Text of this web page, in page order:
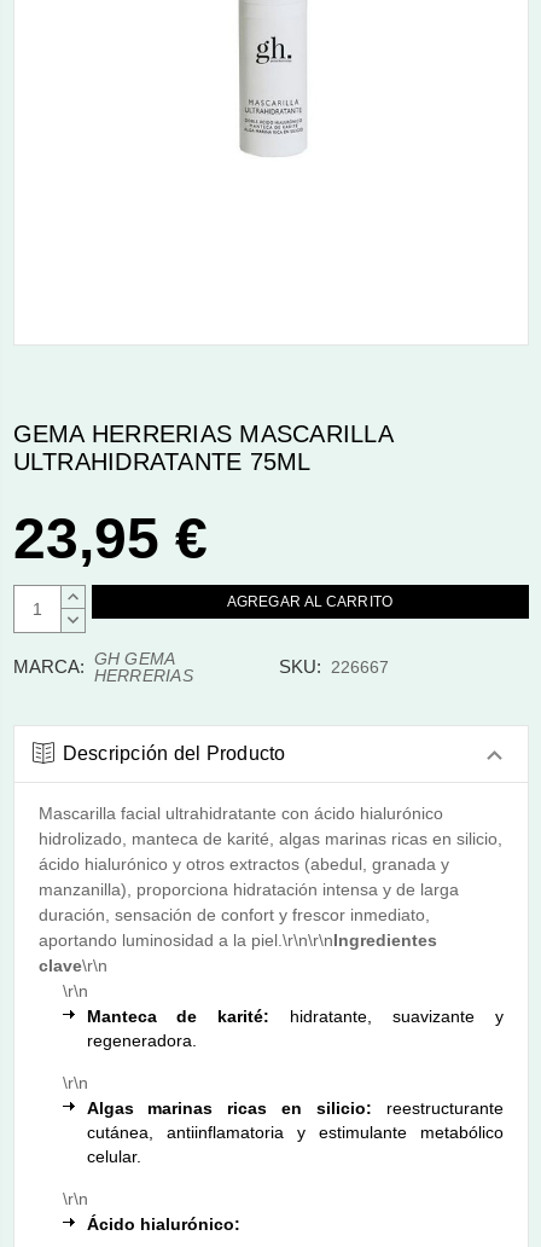
GEMA HERRERIAS MASCARILLA
ULTRAHIDRATANTE 75ML
23,95 €
AUMENTAR
CANTIDAD:
DISMINUIR
MARCA: GH GEMA
HERRERIAS
SKU: 226667
Descripción del Producto
Mascarilla facial ultrahidratante con ácido hialurónico
hidrolizado, manteca de karité, algas marinas ricas en silicio,
ácido hialurónico y otros extractos (abedul, granada y
manzanilla), proporciona hidratación intensa y de larga
duración, sensación de confort y frescor inmediato,
aportando luminosidad a la piel.\r\n\r\nIngredientes
clave\r\n
\r\n
Manteca de karité: hidratante, suavizante y
regeneradora.
\r\n
Algas marinas ricas en silicio: reestructurante
cutánea, antiinflamatoria y estimulante metabólico
celular.
\r\n
Ácido hialurónico: